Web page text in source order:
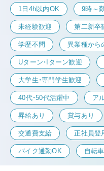
1日4h以内OK 9時～
未経験歓迎 第二新卒
学歴不問 異業種から
Uターン・Iターン歓迎
大学生・専門学生歓迎
40代・50代活躍中 ア
昇給あり 賞与あり
交通費支給 正社員登
バイク通勤OK 自転